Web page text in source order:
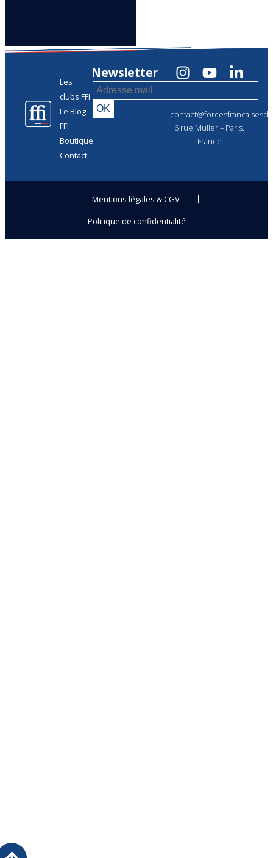
Les
clubs FFI
Le Blog
FFI
Boutique
Contact
6 rue Muller – Paris,
France
Newsletter
Mentions légales & CGV
Politique de confidentialité